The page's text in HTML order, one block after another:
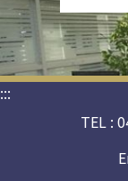
:::
TEL :